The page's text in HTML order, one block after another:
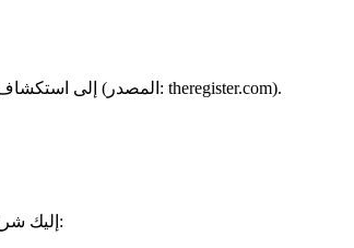
تشير الشراكات مع منظمات مثل Starkey و 2gether-International إلى استكشاف مستمر لتطبيقات السمع وإمكانية الوصول (المصدر: theregister.com).
أسرع طريقة لاستكشاف SAM Audio هي تجربته في Segment Anything Playground. إليك شرح تفصيلي سهل الاستخدام للمبدعين: